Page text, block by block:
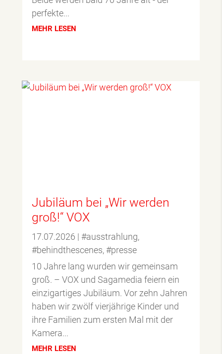
perfekte...
MEHR LESEN
Jubiläum bei „Wir werden
groß!“ VOX
17.07.2026 | #ausstrahlung,
#behindthescenes,#presse
10 Jahre lang wurden wir gemeinsam
groß. – VOX und Sagamedia feiern ein
einzigartiges Jubiläum. Vor zehn Jahren
haben wir zwölf vierjährige Kinder und
ihre Familien zum ersten Mal mit der
Kamera...
MEHR LESEN